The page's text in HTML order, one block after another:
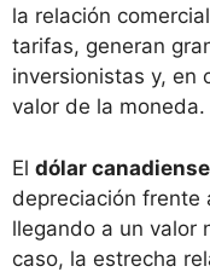
la relación
tarifas, generan
inversionistas y, en
valor de la moneda.
El dólar canadiense
depreciación frente
llegando a un valor
caso, la estrecha